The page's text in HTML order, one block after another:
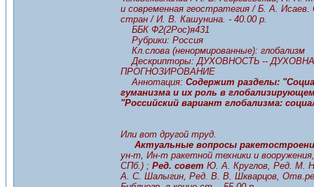
и современная геостратегия / Б. А.
стран / И. В. Кашунина. - 40.00 р.
ББК Ф2(2Рос)я431
Рубрики: Россия
Кл.слова (ненормированные): глобализм
Дескрипторы: ДУХОВНОСТЬ --
ПРОГНОЗИРОВАНИЕ
Аннотация: Содержит разделы:
гуманизма и их роль в
"Российский вариант глобализма:
Или вот другой труд.
Актуальные вопросы
ун-т, Ин-т ракетной техники и
СПб.) ; Ред. совет Ю. А. Круглов, Ред. М.
А. С. Шалыгин, Ред. В. В. Шкварцов,